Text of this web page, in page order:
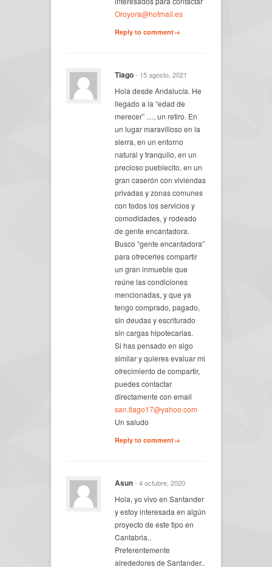
Oroyora@hotmail.es
Reply to comment→
Tiago- 15 agosto, 2021
Hola desde Andalucía. He
llegado a la “edad de
merecer” …, un retiro. En
un lugar maravilloso en la
sierra, en un entorno
natural y tranquilo, en un
precioso pueblecito, en un
gran caserón con viviendas
privadas y zonas comunes
con todos los servicios y
comodidades, y rodeado
de gente encantadora.
Busco “gente encantadora”
para ofrecerles compartir
un gran inmueble que
reúne las condiciones
mencionadas, y que ya
tengo comprado, pagado,
sin deudas y escriturado
sin cargas hipotecarias.
Si has pensado en algo
similar y quieres evaluar mi
ofrecimiento de compartir,
puedes contactar
directamente con email
san.tiago17@yahoo.com
Un saludo
Reply to comment→
Asun- 4 octubre, 2020
Hola, yo vivo en Santander
y estoy interesada en algún
proyecto de este tipo en
Cantabria..
Preferentemente
alrededores de Santander..